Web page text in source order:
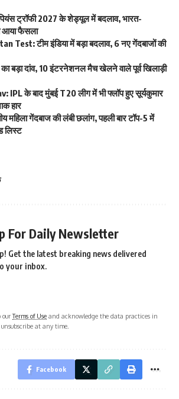
ट्रॉफी 2027 के शेड्यूल में बदलाव, भारत-
आया फैसला
Test: टीम इंडिया में बड़ा बदलाव, 6 नए गेंदबाजों की
बड़ा दांव, 10 इंटरनेशनल मैच खेलने वाले पूर्व खिलाड़ी
IPL के बाद मुंबई T20 लीग में भी फ्लॉप हुए सूर्यकुमार
हार
महिला गेंदबाज की लंबी छलांग, पहली बार टॉप-5 में
लिस्ट
For Daily Newsletter
Get the latest breaking news delivered
your inbox.
ourTerms of Use and acknowledge the data practices in
unsubscribe at any time.
Facebook